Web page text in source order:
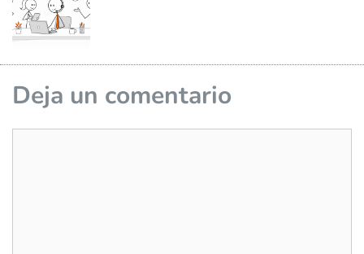
Deja un comentario